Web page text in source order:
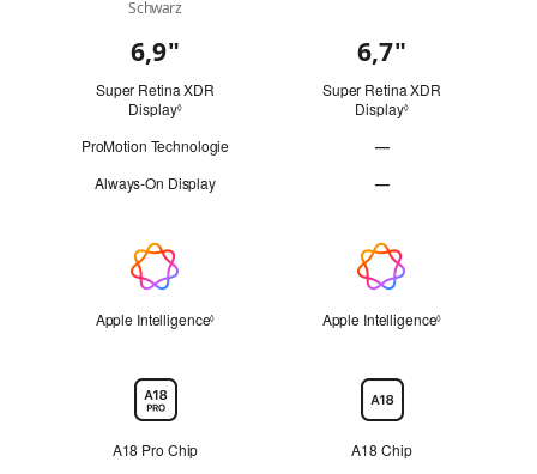
Schwarz
Display6,9"
Super Retina XDR
Display◊Siehe rechtliche Hinweise
ProMotion Technologie
Always‑On Display
6,7"
Super Retina XDR
Display◊Siehe rechtliche
—
Technologie
—
nicht
zutreffend
Intelligence
Apple Intelligence◊ Siehe rechtliche HinweiseApple Intelligence◊
A18 Pro Chip
A18 Chip